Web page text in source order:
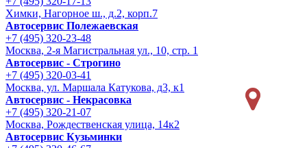
Химки, Нагорное ш., д.2, корп.7
Автосервис Полежаевская
+7 (495) 320-23-48
Москва, 2-я Магистральная ул., 10, стр. 1
Автосервис - Строгино
+7 (495) 320-03-41
Москва, ул. Маршала Катукова, д3, к1
Автосервис - Некрасовка
+7 (495) 320-21-07
Москва, Рождественская улица, 14к2
Автосервис Кузьминки